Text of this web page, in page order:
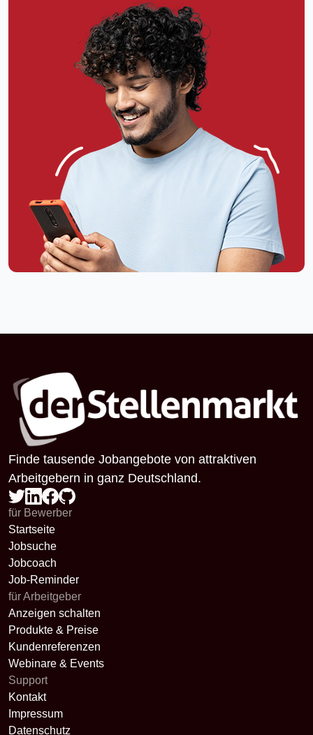
Finde tausende Jobangebote von attraktiven
Arbeitgebern in ganz Deutschland.
für Bewerber
Startseite
Jobsuche
Jobcoach
Job-Reminder
für Arbeitgeber
Anzeigen schalten
Produkte & Preise
Kundenreferenzen
Webinare & Events
Support
Kontakt
Impressum
Datenschutz